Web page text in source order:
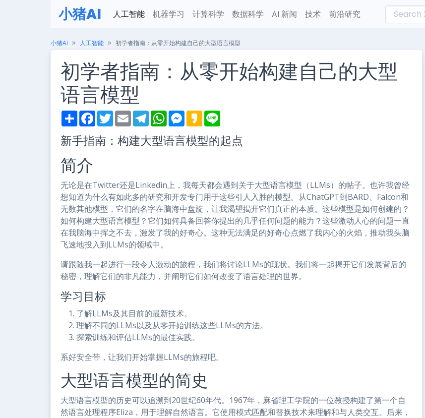
小猪AI 人工智能 机器学习 计算科学 数据科学 AI 新闻 技术 前沿研究
小猪AI 人工智能 初学者指南：从零开始构建自己的大型语言模型
初学者指南：从零开始构建自己的大型
语言模型
S
h
r
e
F
a
e
b
T
w
E
m
i
l
T
e
e
g
W
h
t
s
M
e
s
e
K
a
a
o
e
新手指南：构建大型语言模型的起点
简介
无论是在Twitter还是Linkedin上，我每天都会遇到关于大型语言模型（LLMs）的帖子。也许我曾经
想知道为什么有如此多的研究和开发专门用于这些引人入胜的模型。从ChatGPT到BARD、Falcon和
无数其他模型，它们的名字在脑海中盘旋，让我渴望揭开它们真正的本质。这些模型是如何创建的？
如何构建大型语言模型？它们如何具备回答你提出的几乎任何问题的能力？这些激动人心的问题一直
在我脑海中挥之不去，激发了我的好奇心。这种无法满足的好奇心点燃了我内心的火焰，推动我头脑
飞速地投入到LLMs的领域中。
请跟随我一起进行一段令人激动的旅程，我们将讨论LLMs的现状。我们将一起揭开它们发展背后的
秘密，理解它们的非凡能力，并阐明它们如何改变了语言处理的世界。
学习目标
了解LLMs及其目前的最新技术。
理解不同的LLMs以及从零开始训练这些LLMs的方法。
探索训练和评估LLMs的最佳实践。
系好安全带，让我们开始掌握LLMs的旅程吧。
大型语言模型的简史
大型语言模型的历史可以追溯到20世纪60年代。1967年，麻省理工学院的一位教授构建了第一个自
然语言处理程序Eliza，用于理解自然语言。它使用模式匹配和替换技术来理解和与人类交互。后来，